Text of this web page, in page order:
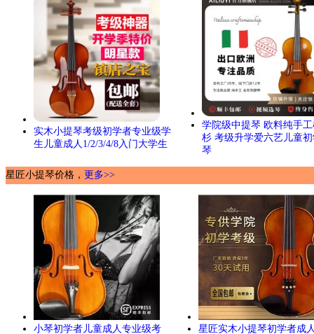
实木小提琴考级初学者专业级学
生儿童成人1/2/3/4/8入门大学生
学院级中提琴 欧料纯手
杉 考级升学爱六艺儿童
琴
星匠小提琴价格， 更多>>
小琴初学者儿童成人专业级考
星匠实木小提琴初学者成